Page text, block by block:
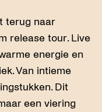
terug naar
release tour. Live
energie en
Van intieme
Dit
een viering